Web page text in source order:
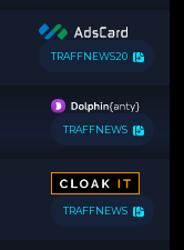
TRAFFNEWS20
TRAFFNEWS
TRAFFNEWS